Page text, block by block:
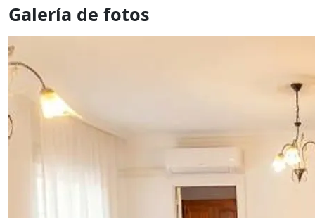
Galería de fotos